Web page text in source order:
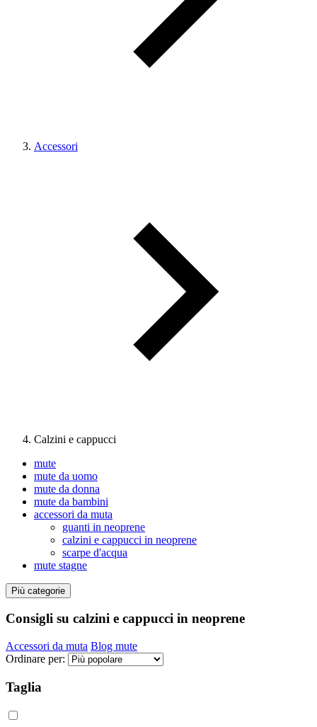
Accessori
Calzini e cappucci
mute
mute da uomo
mute da donna
mute da bambini
accessori da muta
guanti in neoprene
calzini e cappucci in neoprene
scarpe d'acqua
mute stagne
Più categorie
Consigli su calzini e cappucci in neoprene
Accessori da muta Blog mute
Ordinare per:
Taglia